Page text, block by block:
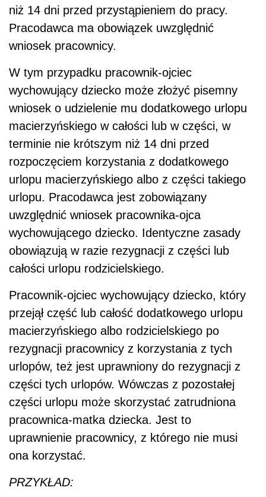
niż 14 dni przed przystąpieniem do pracy.
Pracodawca ma obowiązek uwzględnić
wniosek pracownicy.
W tym przypadku pracownik-ojciec
wychowujący dziecko może złożyć pisemny
wniosek o udzielenie mu dodatkowego urlopu
macierzyńskiego w całości lub w części, w
terminie nie krótszym niż 14 dni przed
rozpoczęciem korzystania z dodatkowego
urlopu macierzyńskiego albo z części takiego
urlopu. Pracodawca jest zobowiązany
uwzględnić wniosek pracownika-ojca
wychowującego dziecko. Identyczne zasady
obowiązują w razie rezygnacji z części lub
całości urlopu rodzicielskiego.
Pracownik-ojciec wychowujący dziecko, który
przejął część lub całość dodatkowego urlopu
macierzyńskiego albo rodzicielskiego po
rezygnacji pracownicy z korzystania z tych
urlopów, też jest uprawniony do rezygnacji z
części tych urlopów. Wówczas z pozostałej
części urlopu może skorzystać zatrudniona
pracownica-matka dziecka. Jest to
uprawnienie pracownicy, z którego nie musi
ona korzystać.
PRZYKŁAD: